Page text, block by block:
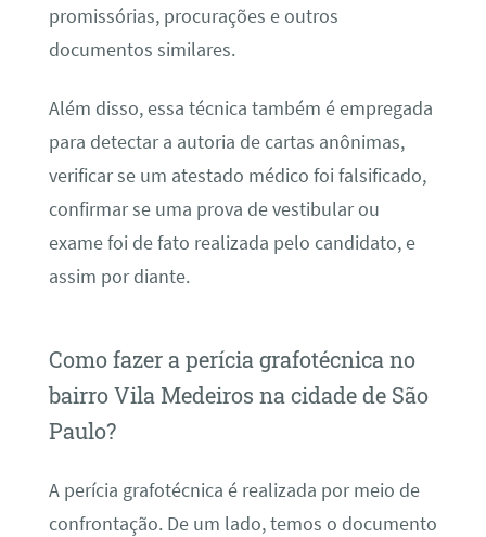
promissórias, procurações e outros
documentos similares.
Além disso, essa técnica também é empregada
para detectar a autoria de cartas anônimas,
verificar se um atestado médico foi falsificado,
confirmar se uma prova de vestibular ou
exame foi de fato realizada pelo candidato, e
assim por diante.
Como fazer a perícia grafotécnica no
bairro Vila Medeiros na cidade de São
Paulo?
A perícia grafotécnica é realizada por meio de
confrontação. De um lado, temos o documento